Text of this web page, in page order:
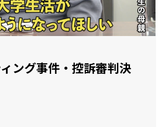
ング事件・控訴審判決